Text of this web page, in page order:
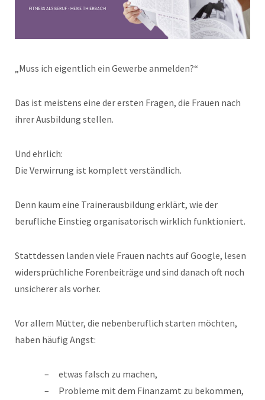
„Muss ich eigentlich ein Gewerbe anmelden?“
Das ist meistens eine der ersten Fragen, die Frauen nach
ihrer Ausbildung stellen.
Und ehrlich:
Die Verwirrung ist komplett verständlich.
Denn kaum eine Trainerausbildung erklärt, wie der
berufliche Einstieg organisatorisch wirklich funktioniert.
Stattdessen landen viele Frauen nachts auf Google, lesen
widersprüchliche Forenbeiträge und sind danach oft noch
unsicherer als vorher.
Vor allem Mütter, die nebenberuflich starten möchten,
haben häufig Angst:
etwas falsch zu machen,
Probleme mit dem Finanzamt zu bekommen,